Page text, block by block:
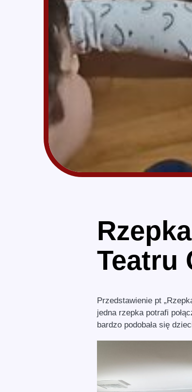
Teatru
Przedstawienie pt
jedna rzepka potrafi
bardzo podobała się